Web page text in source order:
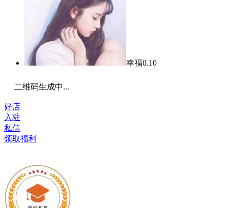
幸福0.10
二维码生成中...
好店
入驻
私信
领取福利